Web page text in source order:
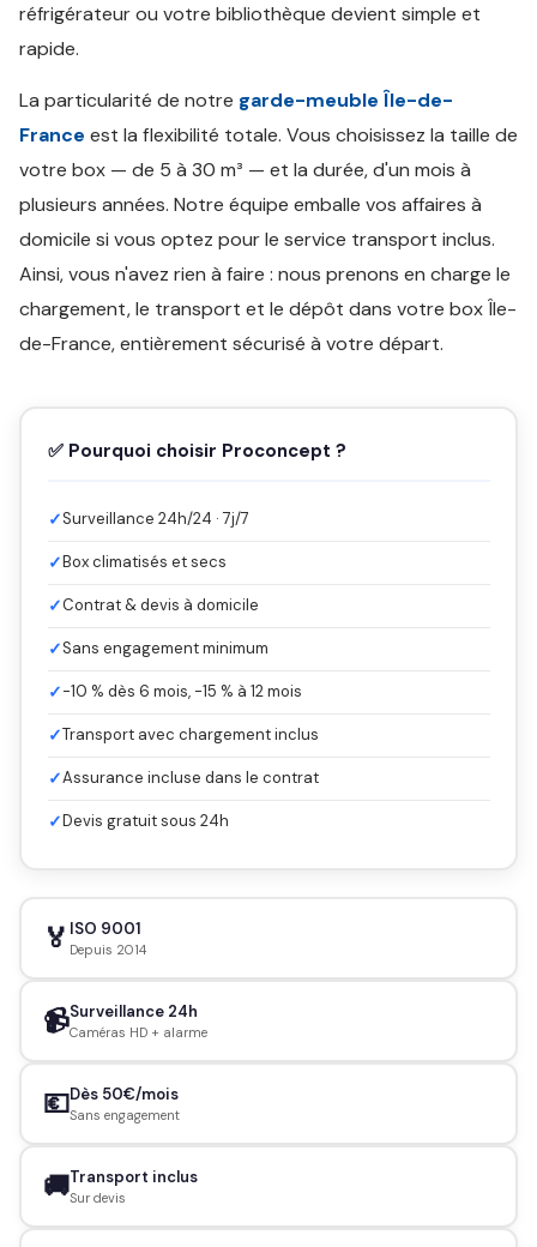
réfrigérateur ou votre bibliothèque devient simple et
rapide.
La particularité de notre garde-meuble Île-de-
France est la flexibilité totale. Vous choisissez la taille de
votre box — de 5 à 30 m³ — et la durée, d'un mois à
plusieurs années. Notre équipe emballe vos affaires à
domicile si vous optez pour le service transport inclus.
Ainsi, vous n'avez rien à faire : nous prenons en charge le
chargement, le transport et le dépôt dans votre box Île-
de-France, entièrement sécurisé à votre départ.
✅ Pourquoi choisir Proconcept ?
✓Surveillance 24h/24 · 7j/7
✓Box climatisés et secs
✓Contrat & devis à domicile
✓Sans engagement minimum
✓-10 % dès 6 mois, -15 % à 12 mois
✓Transport avec chargement inclus
✓Assurance incluse dans le contrat
✓Devis gratuit sous 24h
🏅 ISO 9001
Depuis 2014
📹Surveillance 24h
Caméras HD + alarme
💶Dès 50€/mois
Sans engagement
🚚Transport inclus
Sur devis